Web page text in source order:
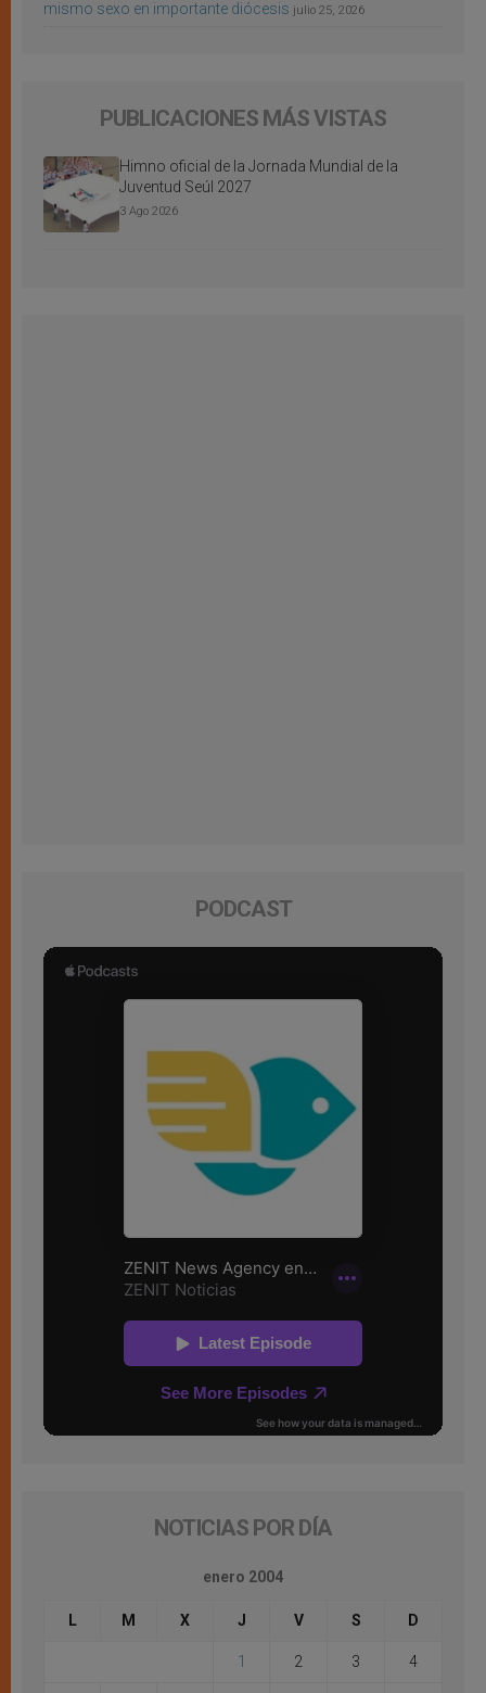
mismo sexo en importante diócesis julio 25, 2026
PUBLICACIONES MÁS VISTAS
Himno oficial de la Jornada Mundial de la
Juventud Seúl 2027
3 Ago 2026
PODCAST
NOTICIAS POR DÍA
enero 2004
L M X J V S D
1 2 3 4